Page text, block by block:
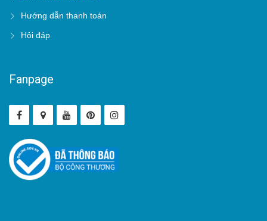
Hướng dẫn thanh toán
Hỏi đáp
Fanpage